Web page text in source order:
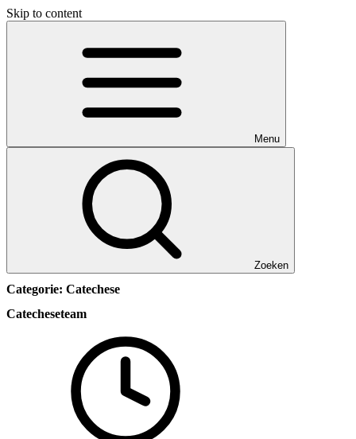
Skip to content
Menu
Zoeken
Categorie: Catechese
Catecheseteam